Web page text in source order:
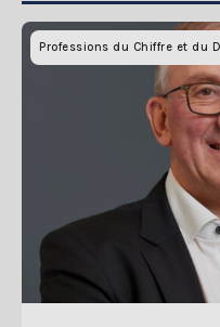
Professions du Chiffre et du